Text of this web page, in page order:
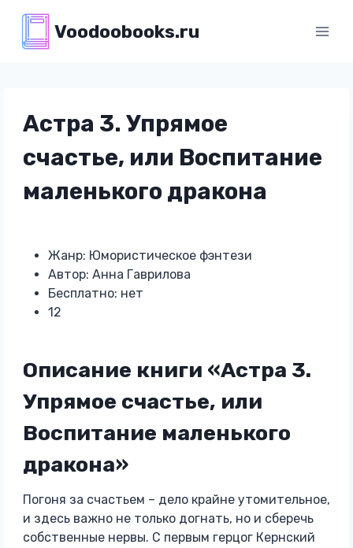
содержимому
Voodoobooks.ru
Астра 3. Упрямое
счастье, или Воспитание
маленького дракона
Жанр: Юмористическое фэнтези
Автор: Анна Гаврилова
Бесплатно: нет
12
Описание книги «Астра 3.
Упрямое счастье, или
Воспитание маленького
дракона»
Погоня за счастьем – дело крайне утомительное,
и здесь важно не только догнать, но и сберечь
собственные нервы. С первым герцог Кернский